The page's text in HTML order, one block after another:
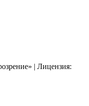
| Лицензия: